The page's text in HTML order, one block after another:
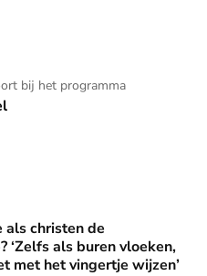
bij het programma
buurtbarbecue? ‘Zelfs als
als christen de
‘Zelfs als buren vloeken,
met het vingertje wijzen’